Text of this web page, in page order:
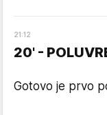
21:12
20' -
Gotovo je prvo